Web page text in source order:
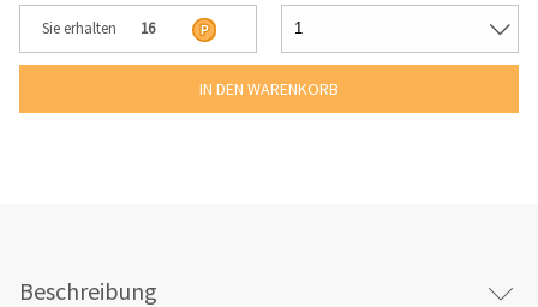
Sie erhalten 16
Beschreibung